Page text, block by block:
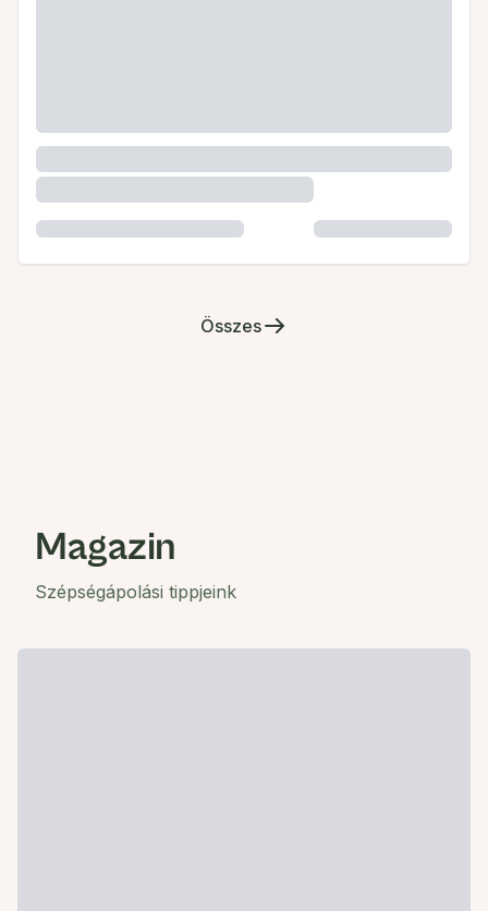
Összes
Magazin
Szépségápolási tippjeink